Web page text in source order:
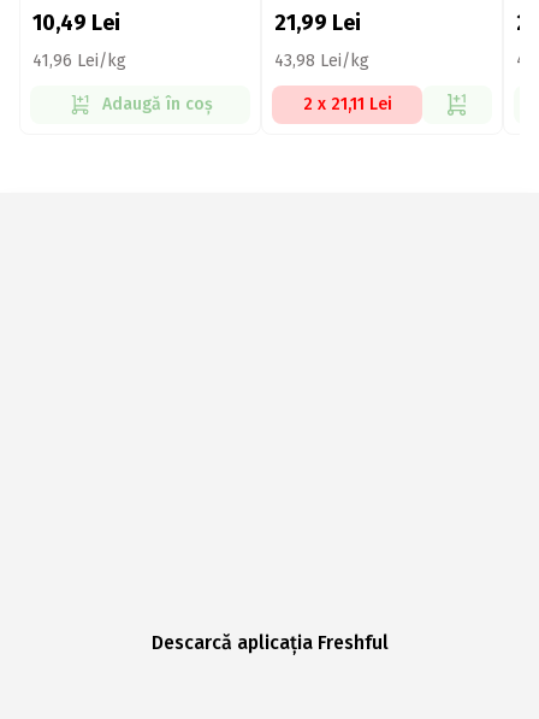
10,49 Lei
41,96 Lei/kg
Adaugă în coș
21,99 Lei
43,98 Lei/kg
2 x 21,11 Lei
Descarcă aplicația Freshful